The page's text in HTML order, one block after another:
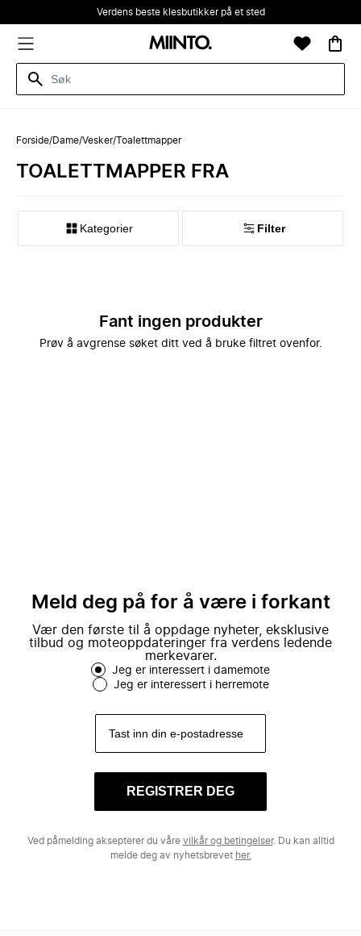
Verdens beste klesbutikker på et sted
Forside/Dame/Vesker/Toalettmapper
TOALETTMAPPER FRA
Kategorier Filter
Fant ingen produkter
Prøv å avgrense søket ditt ved å bruke filtret ovenfor.
Meld deg på for å være i forkant
Vær den første til å oppdage nyheter, eksklusive
tilbud og moteoppdateringer fra verdens ledende
merkevarer.
Jeg er interessert i damemote
Jeg er interessert i herremote
REGISTRER DEG
Ved påmelding aksepterer du våre vilkår og betingelser. Du kan alltid
melde deg av nyhetsbrevet her.